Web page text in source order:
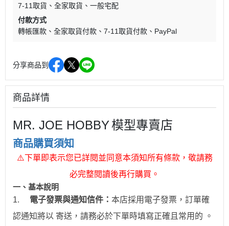
7-11取貨
全家取貨
一般宅配
付款方式
轉帳匯款
全家取貨付款 7-11取貨付款 PayPal
分享商品到
商品詳情
MR. JOE HOBBY模型專賣店
商品購買須知
⚠下單即表示您已詳閱並同意本須知所有條款，敬請務
必完整閱讀後再行購買。
一、 基本說明
1.
電子發票與通知信件： 本店採用電子發票，訂單確
認通知將以 寄送，請務必於下單時填寫正確且常用的 。